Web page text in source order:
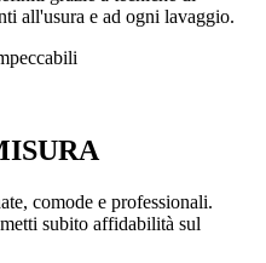
all'usura e ad ogni lavaggio.
comode e professionali.
subito affidabilità sul